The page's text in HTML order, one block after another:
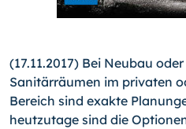
(17.11.2017) Bei Neubau
Sanitärräumen im privaten
Bereich sind exakte
heutzutage sind die